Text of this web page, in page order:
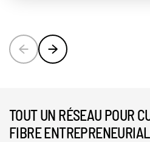
Précédent
Suivant
TOUT UN RÉSEAU POUR
FIBRE